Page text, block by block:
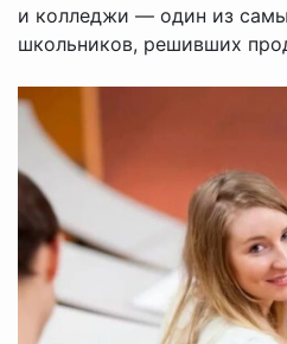
и колледжи — один из
школьников, решивших